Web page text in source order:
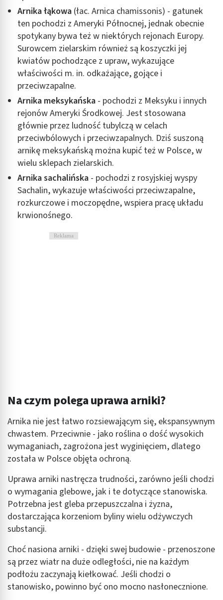
Arnika łąkowa (łac. Arnica chamissonis) - gatunek
ten pochodzi z Ameryki Północnej, jednak obecnie
spotykany bywa też w niektórych rejonach Europy.
Surowcem zielarskim również są koszyczki jej
kwiatów pochodzące z upraw, wykazujące
właściwości m. in. odkażające, gojące i
przeciwzapalne.
Arnika meksykańska - pochodzi z Meksyku i innych
rejonów Ameryki Środkowej. Jest stosowana
głównie przez ludność tubylczą w celach
przeciwbólowych i przeciwzapalnych. Dziś suszoną
arnikę meksykańską można kupić też w Polsce, w
wielu sklepach zielarskich.
Arnika sachalińska - pochodzi z rosyjskiej wyspy
Sachalin, wykazuje właściwości przeciwzapalne,
rozkurczowe i moczopędne, wspiera pracę układu
krwionośnego.
Reklama
Na czym polega uprawa arniki?
Arnika nie jest łatwo rozsiewającym się, ekspansywnym
chwastem. Przeciwnie - jako roślina o dość wysokich
wymaganiach, zagrożona jest wyginięciem, dlatego
została w Polsce objęta ochroną.
Uprawa arniki nastręcza trudności, zarówno jeśli chodzi
o wymagania glebowe, jak i te dotyczące stanowiska.
Potrzebna jest gleba przepuszczalna i żyzna,
dostarczająca korzeniom byliny wielu odżywczych
substancji.
Choć nasiona arniki - dzięki swej budowie - przenoszone
są przez wiatr na duże odległości, nie na każdym
podłożu zaczynają kiełkować. Jeśli chodzi o
stanowisko, powinno być ono mocno nasłonecznione.